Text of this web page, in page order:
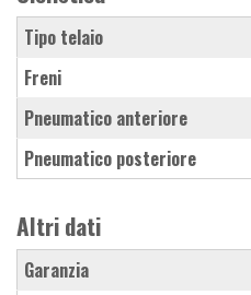
Tipo telaio
Freni
Pneumatico anteriore
Pneumatico posteriore
Altri dati
Garanzia